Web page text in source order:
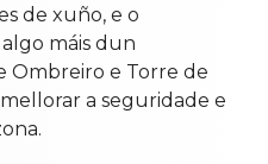
de xuño, e o
máis dun
e Torre de
a seguridade e